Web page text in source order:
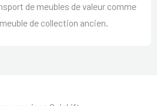
de meubles de valeur comme
de collection ancien.